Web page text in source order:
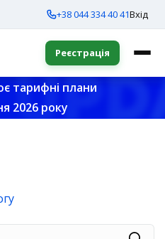
+38 044 334 40 41Вхід
Реєстрація
тарифні плани
2026 року